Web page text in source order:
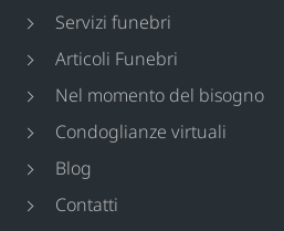
Servizi funebri
Articoli Funebri
Nel momento del bisogno
Condoglianze virtuali
Blog
Contatti